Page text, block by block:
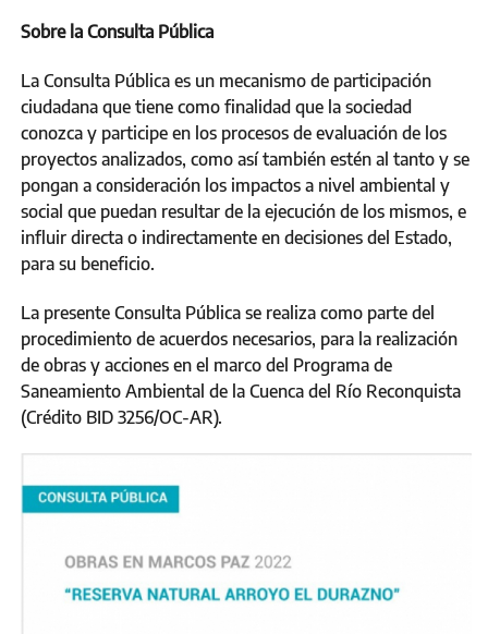
Sobre la Consulta Pública
La Consulta Pública es un mecanismo de participación
ciudadana que tiene como finalidad que la sociedad
conozca y participe en los procesos de evaluación de los
proyectos analizados, como así también estén al tanto y se
pongan a consideración los impactos a nivel ambiental y
social que puedan resultar de la ejecución de los mismos, e
influir directa o indirectamente en decisiones del Estado,
para su beneficio.
La presente Consulta Pública se realiza como parte del
procedimiento de acuerdos necesarios, para la realización
de obras y acciones en el marco del Programa de
Saneamiento Ambiental de la Cuenca del Río Reconquista
(Crédito BID 3256/OC-AR).